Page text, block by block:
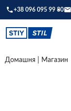
+38 096 095 99 80
Домашня Магазин